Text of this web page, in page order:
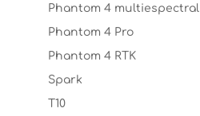
Phantom 4 multiespectral
Phantom 4 Pro
Phantom 4 RTK
Spark
T10